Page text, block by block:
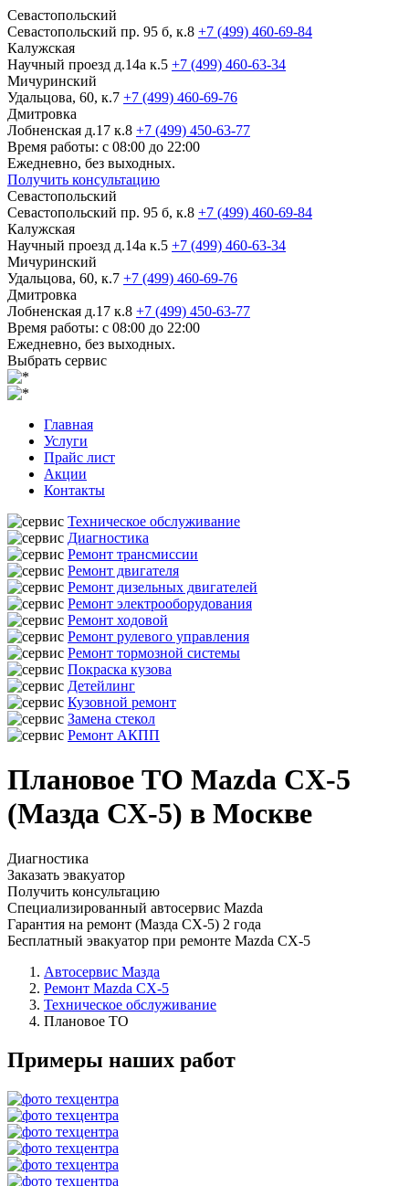
Севастопольский
Севастопольский пр. 95 б, к.8 +7 (499) 460-69-84
Калужская
Научный проезд д.14а к.5 +7 (499) 460-63-34
Мичуринский
Удальцова, 60, к.7 +7 (499) 460-69-76
Дмитровка
Лобненская д.17 к.8 +7 (499) 450-63-77
Время работы: с 08:00 до 22:00
Ежедневно, без выходных.
Получить консультацию
Севастопольский
Севастопольский пр. 95 б, к.8 +7 (499) 460-69-84
Калужская
Научный проезд д.14а к.5 +7 (499) 460-63-34
Мичуринский
Удальцова, 60, к.7 +7 (499) 460-69-76
Дмитровка
Лобненская д.17 к.8 +7 (499) 450-63-77
Время работы: с 08:00 до 22:00
Ежедневно, без выходных.
Выбрать сервис
Главная
Услуги
Прайс лист
Акции
Контакты
Техническое обслуживание
Диагностика
Ремонт трансмиссии
Ремонт двигателя
Ремонт дизельных двигателей
Ремонт электрооборудования
Ремонт ходовой
Ремонт рулевого управления
Ремонт тормозной системы
Покраска кузова
Детейлинг
Кузовной ремонт
Замена стекол
Ремонт АКПП
Плановое ТО Mazda CX-5
(Мазда СХ-5) в Москве
Диагностика
Заказать эвакуатор
Получить консультацию
Специализированный автосервис Mazda
Гарантия на ремонт (Мазда СХ-5) 2 года
Бесплатный эвакуатор при ремонте Mazda CX-5
Автосервис Мазда
Ремонт Mazda CX-5
Техническое обслуживание
Плановое ТО
Примеры наших работ